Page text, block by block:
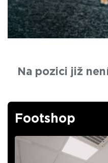
Na pozici již
Footshop